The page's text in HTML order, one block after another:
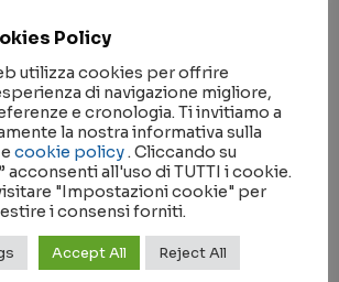
Risultato Trovato
Napolitano –
Policy
utilizza cookies per offrire
di navigazione migliore,
e cronologia. Ti invitiamo a
la nostra informativa sulla
e cookie policy . Cliccando su
acconsenti all'uso di TUTTI i cookie.
"Impostazioni cookie" per
i consensi forniti.
Accept All Reject All